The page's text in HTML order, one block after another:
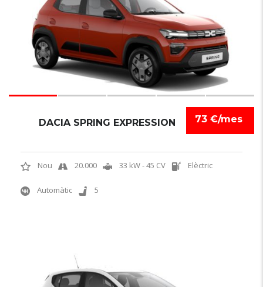
73 €/mes
DACIA SPRING EXPRESSION
Nou 20.000 33 kW - 45 CV Elèctric
Automàtic 5